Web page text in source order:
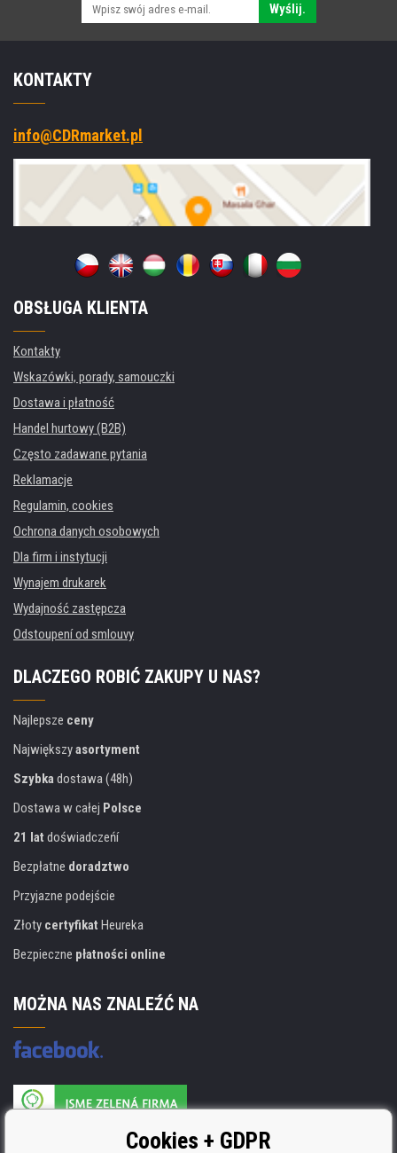
Wyślij.
KONTAKTY
info@CDRmarket.pl
OBSŁUGA KLIENTA
Kontakty
Wskazówki, porady, samouczki
Dostawa i płatność
Handel hurtowy (B2B)
Często zadawane pytania
Reklamacje
Regulamin, cookies
Ochrona danych osobowych
Dla firm i instytucji
Wynajem drukarek
Wydajność zastępcza
Odstoupení od smlouvy
DLACZEGO ROBIĆ ZAKUPY U NAS?
Najlepsze ceny
Największyasortyment
Szybkadostawa (48h)
Dostawa w całej Polsce
21 lat doświadczeńí
Bezpłatne doradztwo
Przyjazne podejście
Złoty certyfikat Heureka
Bezpieczne płatności online
MOŻNA NAS ZNALEŹĆ NA
Producent wkładów posiada certyfikat
Cookies + GDPR